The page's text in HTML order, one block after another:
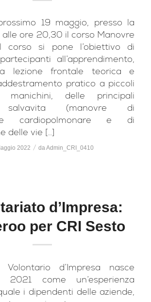
19 maggio, presso la
alle ore 20,30 il corso Manovre
corso si pone l’obiettivo di
all’apprendimento,
lezione frontale teorica e
pratico a piccoli
delle principali
salvavita (manovre di
cardiopolmonare e di
delle vie […]
2022 / daAdmin_CRI_0410
d’Impresa:
per CRI Sesto
d’Impresa nasce
2021 come un’esperienza
i dipendenti delle aziende,